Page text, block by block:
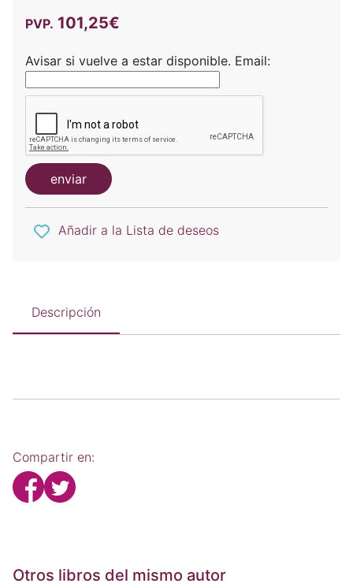
PVP. 101,25€
Avisar si vuelve a estar disponible. Email:
enviar
Añadir a la Lista de deseos
Descripción
Compartir en:
Otros libros del mismo autor